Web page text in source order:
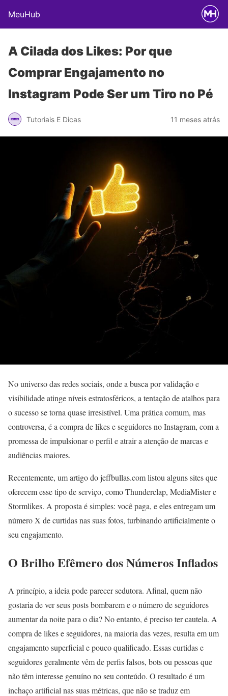
MeuHub
A Cilada dos Likes: Por que
Comprar Engajamento no
Instagram Pode Ser um Tiro no Pé
Tutoriais E Dicas 11 meses atrás
No universo das redes sociais, onde a busca por validação e
visibilidade atinge níveis estratosféricos, a tentação de atalhos para
o sucesso se torna quase irresistível. Uma prática comum, mas
controversa, é a compra de likes e seguidores no Instagram, com a
promessa de impulsionar o perfil e atrair a atenção de marcas e
audiências maiores.
Recentemente, um artigo do jeffbullas.com listou alguns sites que
oferecem esse tipo de serviço, como Thunderclap, MediaMister e
Stormlikes. A proposta é simples: você paga, e eles entregam um
número X de curtidas nas suas fotos, turbinando artificialmente o
seu engajamento.
O Brilho Efêmero dos Números Inflados
A princípio, a ideia pode parecer sedutora. Afinal, quem não
gostaria de ver seus posts bombarem e o número de seguidores
aumentar da noite para o dia? No entanto, é preciso ter cautela. A
compra de likes e seguidores, na maioria das vezes, resulta em um
engajamento superficial e pouco qualificado. Essas curtidas e
seguidores geralmente vêm de perfis falsos, bots ou pessoas que
não têm interesse genuíno no seu conteúdo. O resultado é um
inchaço artificial nas suas métricas, que não se traduz em